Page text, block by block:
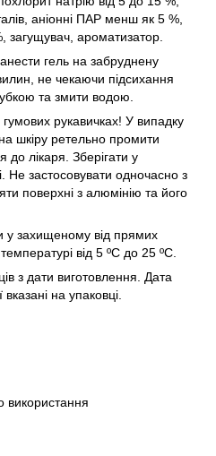
аніонні ПАР менш як 5 %,
загущувач, ароматизатор.
гель на забруднену
не чекаючи підсихання
та змити водою.
рукавичках! У випадку
шкіру ретельно промити
до лікаря. Зберігати у
Не застосовувати одночасно з
поверхні з алюмінію та його
у захищеному від прямих
від 5 ºС до 25 ºС.
з дати виготовлення. Дата
на упаковці.
використання